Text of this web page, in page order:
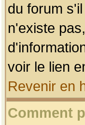
du forum
n'existe
voir le lien
Revenir en
Comment